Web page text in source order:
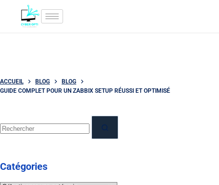
ACCUEIL BLOG
BLOG
GUIDE COMPLET POUR UN ZABBIX SETUP RÉUSSI ET OPTIMISÉ
Catégories